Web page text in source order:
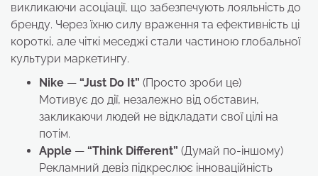
викликаючи асоціації, що забезпечують лояльність до
бренду. Через їхню силу враження та ефективність ці
короткі, але чіткі меседжі стали частиною глобальної
культури маркетингу.
Nike — “Just Do It” (Просто зроби це)
Мотивує до дії, незалежно від обставин,
закликаючи людей не відкладати свої цілі на
потім.
Apple — “Think Different” (Думай по-іншому)
Рекламний девіз підкреслює інноваційність